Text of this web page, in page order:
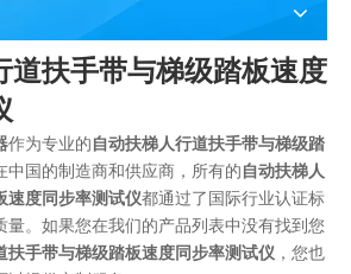
道扶手带与梯级踏板速度
作为专业的 自动扶梯人行道扶手带与梯级踏
中国的制造商和供应商，所有的 自动扶梯人
速度同步率测试仪都通过了国际行业认证标
量。如果您在我们的产品列表中没有找到您
扶手带与梯级踏板速度同步率测试仪 ，您也